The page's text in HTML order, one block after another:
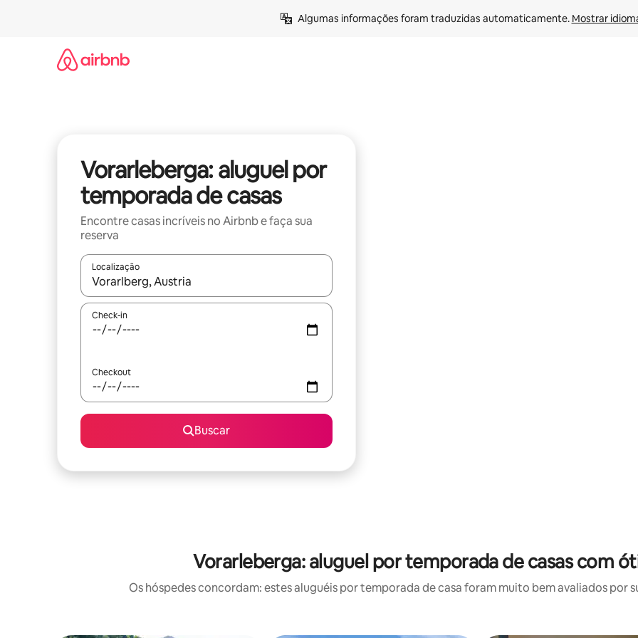
Algumas informações foram traduzidas automaticamente. Mostrar
Vorarleberga: aluguel por
temporada de casas
Encontre casas incríveis no Airbnb e faça sua
reserva
Localização
Quando os resultados estiverem disponíveis, explore-os usando as seta para cima e para baixo do teclado ou tocando
Check-in
Checkout
Buscar
Vorarleberga: aluguel por temporada de casas com
Os hóspedes concordam: estes aluguéis por temporada de casa foram muito bem avaliados por